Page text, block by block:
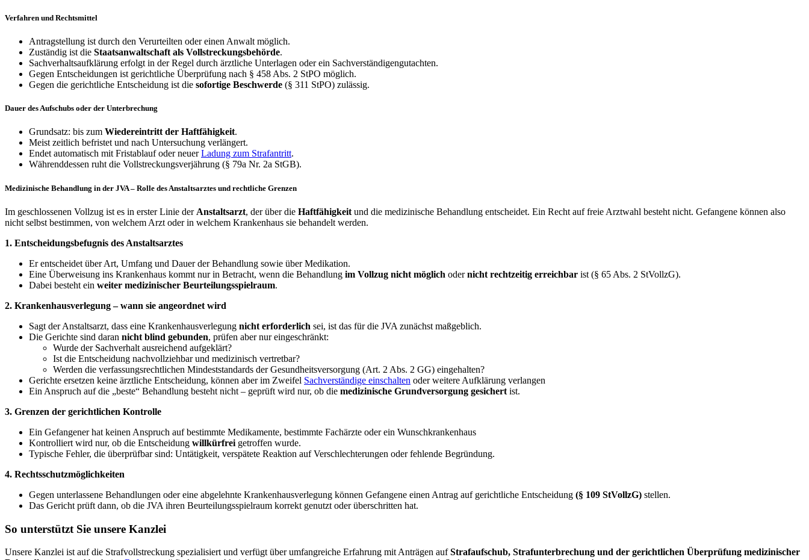
Verfahren und Rechtsmittel
Antragstellung ist durch den Verurteilten oder einen Anwalt möglich.
Zuständig ist die Staatsanwaltschaft als Vollstreckungsbehörde.
Sachverhaltsaufklärung erfolgt in der Regel durch ärztliche Unterlagen oder ein Sachverständigengutachten.
Gegen Entscheidungen ist gerichtliche Überprüfung nach § 458 Abs. 2 StPO möglich.
Gegen die gerichtliche Entscheidung ist die sofortige Beschwerde (§ 311 StPO) zulässig.
Dauer des Aufschubs oder der Unterbrechung
Grundsatz: bis zum Wiedereintritt der Haftfähigkeit.
Meist zeitlich befristet und nach Untersuchung verlängert.
Endet automatisch mit Fristablauf oder neuerLadung zum Strafantritt.
Währenddessen ruht die Vollstreckungsverjährung (§ 79a Nr. 2a StGB).
Medizinische Behandlung in der JVA – Rolle des Anstaltsarztes und rechtliche Grenzen
Im geschlossenen Vollzug ist es in erster Linie der Anstaltsarzt, der über die Haftfähigkeit und die medizinische Behandlung entscheidet. Ein Recht auf freie Arztwahl besteht nicht. Gefangene können also
nicht selbst bestimmen, von welchem Arzt oder in welchem Krankenhaus sie behandelt werden.
1. Entscheidungsbefugnis des Anstaltsarztes
Er entscheidet über Art, Umfang und Dauer der Behandlung sowie über Medikation.
Eine Überweisung ins Krankenhaus kommt nur in Betracht, wenn die Behandlung im Vollzug nicht möglich odernicht rechtzeitig erreichbar ist (§ 65 Abs. 2 StVollzG).
Dabei besteht ein weiter medizinischer Beurteilungsspielraum.
2. Krankenhausverlegung – wann sie angeordnet wird
Sagt der Anstaltsarzt, dass eine Krankenhausverlegung nicht erforderlich sei, ist das für die JVA zunächst maßgeblich.
Die Gerichte sind daran nicht blind gebunden, prüfen aber nur eingeschränkt:
Wurde der Sachverhalt ausreichend aufgeklärt?
Ist die Entscheidung nachvollziehbar und medizinisch vertretbar?
Werden die verfassungsrechtlichen Mindeststandards der Gesundheitsversorgung (Art. 2 Abs. 2 GG) eingehalten?
Gerichte ersetzen keine ärztliche Entscheidung, können aber im Zweifel Sachverständige einschalten oder weitere Aufklärung verlangen
Ein Anspruch auf die „beste“ Behandlung besteht nicht – geprüft wird nur, ob die medizinische Grundversorgung gesichert ist.
3. Grenzen der gerichtlichen Kontrolle
Ein Gefangener hat keinen Anspruch auf bestimmte Medikamente, bestimmte Fachärzte oder ein Wunschkrankenhaus
Kontrolliert wird nur, ob die Entscheidung willkürfrei getroffen wurde.
Typische Fehler, die überprüfbar sind: Untätigkeit, verspätete Reaktion auf Verschlechterungen oder fehlende Begründung.
4. Rechtsschutzmöglichkeiten
Gegen unterlassene Behandlungen oder eine abgelehnte Krankenhausverlegung können Gefangene einen Antrag auf gerichtliche Entscheidung (§ 109 StVollzG) stellen.
Das Gericht prüft dann, ob die JVA ihren Beurteilungsspielraum korrekt genutzt oder überschritten hat.
So unterstützt Sie unsere Kanzlei
Unsere Kanzlei ist auf die Strafvollstreckung spezialisiert und verfügt über umfangreiche Erfahrung mit Anträgen aufStrafaufschub, Strafunterbrechung und der gerichtlichen Überprüfung medizinischer